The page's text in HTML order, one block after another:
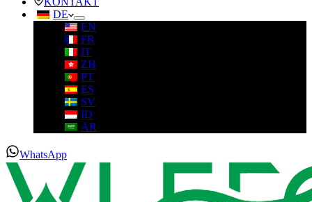
DE
EN
FR
IT
ZH
PT
ES
SV
ID
AR
WhatsApp